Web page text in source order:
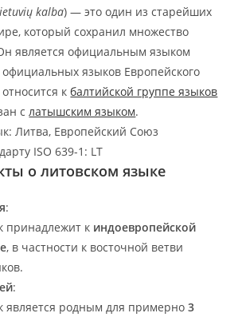
kalba) — это один из старейших
который сохранил множество
является официальным языком
языков Европейского
кбалтийской группе языков
с латышским языком.
Литва, Европейский Союз
ISO 639-1: LT
о литовском языке
:
принадлежит к индоевропейской
, в частности к восточной ветви
:
является родным для примерно3